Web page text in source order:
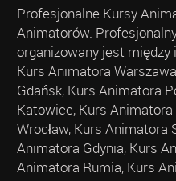
Profesjonalne Kursy
Animatorów.
organizowany jest
Kurs Animatora
Gdańsk, Kurs Animatora
Katowice, Kurs
Wrocław, Kurs Animatora
Animatora Gdynia, Kurs
Animatora Rumia, Kurs